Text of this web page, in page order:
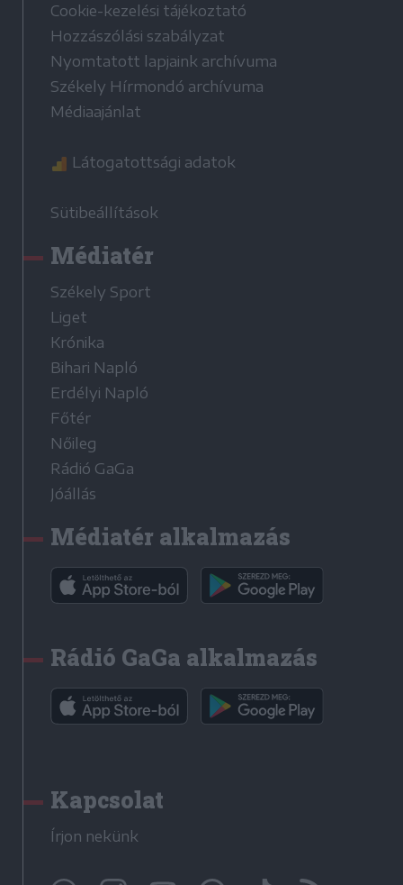
Cookie-kezelési tájékoztató
Hozzászólási szabályzat
Nyomtatott lapjaink archívuma
Székely Hírmondó archívuma
Médiaajánlat
Látogatottsági adatok
Sütibeállítások
Médiatér
Székely Sport
Liget
Krónika
Bihari Napló
Erdélyi Napló
Főtér
Nőileg
Rádió GaGa
Jóállás
Médiatér alkalmazás
Rádió GaGa alkalmazás
Kapcsolat
Írjon nekünk